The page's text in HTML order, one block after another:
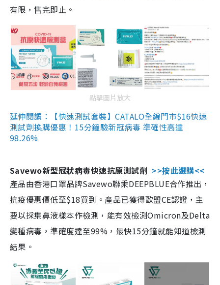
有限，售完即止。
點擊圖片放大
延伸閱讀：【快速測試套裝】CATALO全線門市$16快速
測試劑換購優惠！15分鐘驗新冠病毒 準確性高達
98.26%
Savewo新型冠狀病毒快速抗原測試劑 >>按此選購<<
產品由香港口罩品牌Savewo聯乘DEEPBLUE合作推出，
抗疫優惠價低至$18買到。產品已獲得歐盟CE認證，主
要以採集鼻液樣本作檢測，能有效檢測Omicron及Delta
變種病毒，準確度達至99%，最快15分鐘就能知道檢測
結果。